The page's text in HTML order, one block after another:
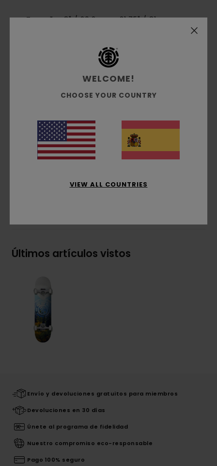
Tamaño:8" / 20,3 cm x 31,75" / 81 cm
Ejes Element de 5.25" / 13.3 cm en acabado
raw con bushings blancos de 90A
arce chino
Detalles al natural
Tornillos Allen de 7/8" (2,2 cm)
Rodamientos ABEC 5
Últimos artículos vistos
Envío y devoluciones gratuitos para miembros
Devoluciones en 30 días
Únete al programa de fidelidad
Nuestro compromiso eco-responsable
Pago 100% seguro
WELCOME!
CHOOSE YOUR COUNTRY
VIEW ALL COUNTRIES